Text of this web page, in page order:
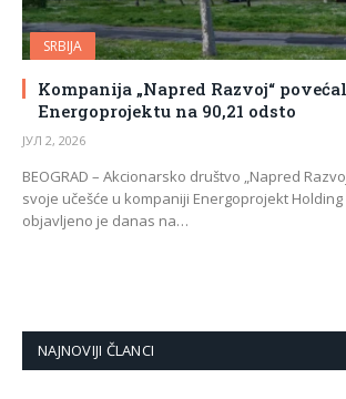
SRBIJA
Kompanija „Napred Razvoj“
Energoprojektu na 90,21 odsto
ЈУЛ 2, 2026
BEOGRAD – Akcionarsko društvo „Napred
svoje učešće u kompaniji Energoprojekt Holding
objavljeno je danas na…
NAJNOVIJI ČLANCI